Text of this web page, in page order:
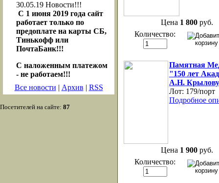
30.05.19 Новости!!!
С 1 июня 2019 года сайт
работает только по
предоплате на карты СБ,
Тинькофф или
ПочтаБанк!!!
С наложенным платежом
- не работаем!!!
Все новости | Архив | RSS
Посетителей на сайте: 87
Цена 1 800 руб.
Количество:
Памятная
"150 лет
А.Н.
Лот: 179/порт
Подробное
Цена 1 900 руб.
Количество: